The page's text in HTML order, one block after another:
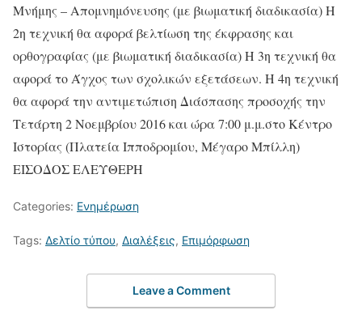
Μνήμης – Απομνημόνευσης (με βιωματική διαδικασία) Η
2η τεχνική θα αφορά βελτίωση της έκφρασης και
ορθογραφίας (με βιωματική διαδικασία) Η 3η τεχνική θα
αφορά το Άγχος των σχολικών εξετάσεων. Η 4η τεχνική
θα αφορά την αντιμετώπιση Διάσπασης προσοχής την
Τετάρτη 2 Νοεμβρίου 2016 και ώρα 7:00 μ.μ.στο Κέντρο
Ιστορίας (Πλατεία Ιπποδρομίου, Μέγαρο Μπίλλη)
ΕΙΣΟΔΟΣ ΕΛΕΥΘΕΡΗ
Categories: Ενημέρωση
Tags: Δελτίο τύπου, Διαλέξεις, Επιμόρφωση
Leave a Comment